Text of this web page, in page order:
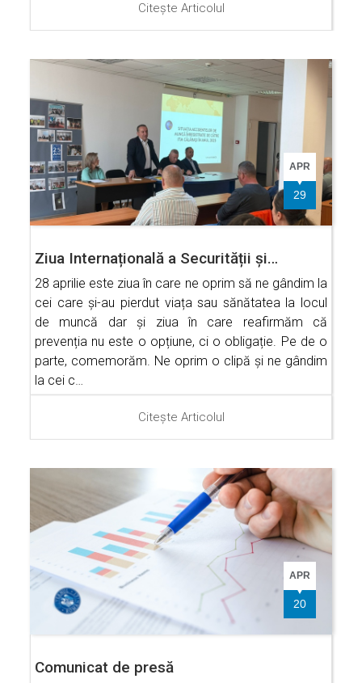
Citește Articolul
APR
29
Ziua Internațională a Securității și…
28 aprilie este ziua în care ne oprim să ne gândim la
cei care și-au pierdut viața sau sănătatea la locul
de muncă dar și ziua în care reafirmăm că
prevenția nu este o opțiune, ci o obligație. Pe de o
parte, comemorăm. Ne oprim o clipă și ne gândim
la cei c…
Citește Articolul
APR
20
Comunicat de presă